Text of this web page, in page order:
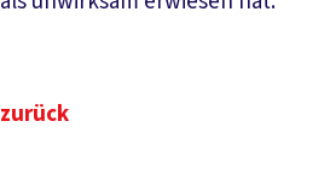
zurück